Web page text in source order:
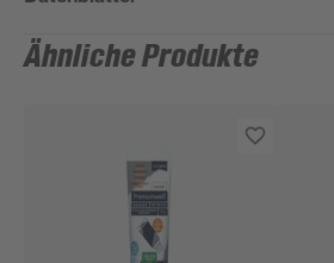
Ähnliche Produkte